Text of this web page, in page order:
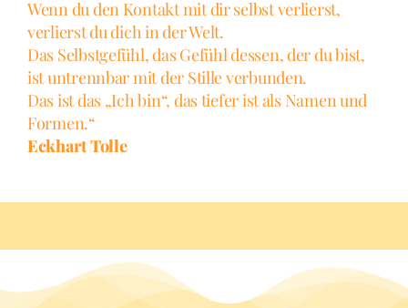
Wenn du den Kontakt mit dir selbst verlierst,
verlierst du dich in der Welt.
Das Selbstgefühl, das Gefühl dessen, der du bist,
ist untrennbar mit der Stille verbunden.
Das ist das „Ich bin“, das tiefer ist als Namen und
Formen.“
Eckhart Tolle